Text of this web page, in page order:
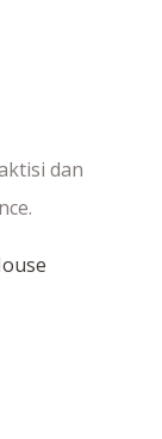
dan